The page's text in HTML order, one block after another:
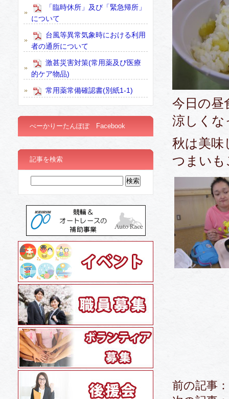
今日の昼
涼しくな
秋は美味
つまいも
前の記事
「臨時休所」及び「緊急帰所」
について
台風等異常気象時における利用
者の通所について
激甚災害対策(常用薬及び医療
的ケア物品)
常用薬常備確認書(別紙1-1)
べーかりーたんぽぽ Facebook
記事を検索